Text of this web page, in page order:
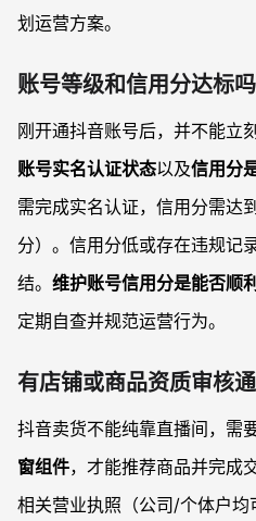
划运营方案。
账号等级和信用分达标吗
刚开通抖音账号后，并不能立
账号实名认证状态以及信用分
需完成实名认证，信用分需达
分）。信用分低或存在违规记
结。 维护账号信用分是能否顺
定期自查并规范运营行为。
有店铺或商品资质审核通
抖音卖货不能纯靠直播间，需
窗组件，才能推荐商品并完成
相关营业执照（公司/个体户